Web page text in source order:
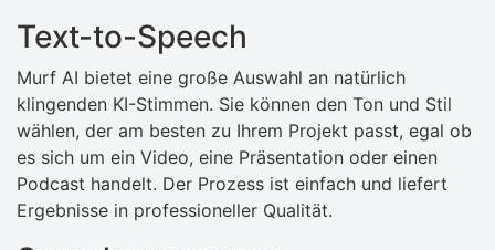
Text-to-Speech
Murf AI bietet eine große Auswahl an natürlich
klingenden KI-Stimmen. Sie können den Ton und Stil
wählen, der am besten zu Ihrem Projekt passt, egal ob
es sich um ein Video, eine Präsentation oder einen
Podcast handelt. Der Prozess ist einfach und liefert
Ergebnisse in professioneller Qualität.